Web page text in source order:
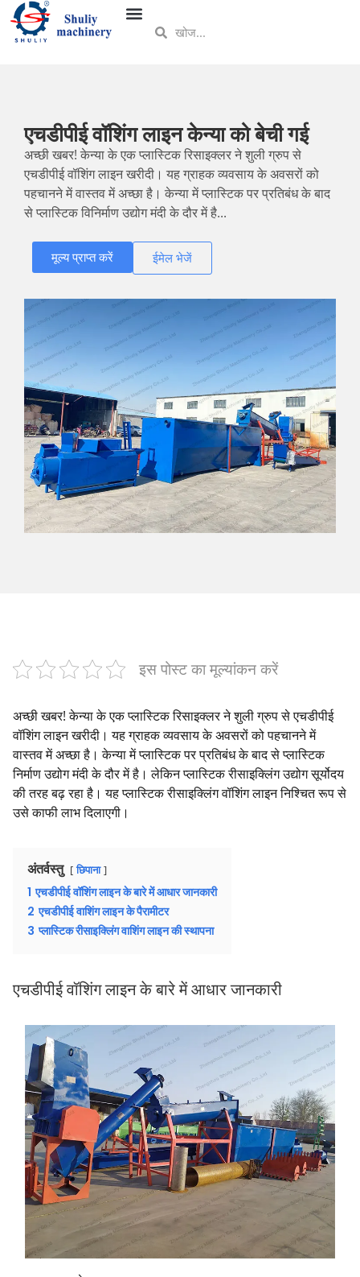
एचडीपीई वॉशिंग लाइन केन्या को बेची गई
अच्छी खबर! केन्या के एक प्लास्टिक रिसाइक्लर ने शुली ग्रुप से
एचडीपीई वॉशिंग लाइन खरीदी। यह ग्राहक व्यवसाय के अवसरों को
पहचानने में वास्तव में अच्छा है। केन्या में प्लास्टिक पर प्रतिबंध के बाद
से प्लास्टिक विनिर्माण उद्योग मंदी के दौर में है...
मूल्य प्राप्त करें ईमेल भेजें
इस पोस्ट का मूल्यांकन करें
अच्छी खबर! केन्या के एक प्लास्टिक रिसाइक्लर ने शुली ग्रुप से एचडीपीई
वॉशिंग लाइन खरीदी। यह ग्राहक व्यवसाय के अवसरों को पहचानने में
वास्तव में अच्छा है। केन्या में प्लास्टिक पर प्रतिबंध के बाद से प्लास्टिक
निर्माण उद्योग मंदी के दौर में है। लेकिन प्लास्टिक रीसाइक्लिंग उद्योग सूर्योदय
की तरह बढ़ रहा है। यह प्लास्टिक रीसाइक्लिंग वॉशिंग लाइन निश्चित रूप से
उसे काफी लाभ दिलाएगी।
अंतर्वस्तु छिपाना
1 एचडीपीई वॉशिंग लाइन के बारे में आधार जानकारी
2 एचडीपीई वाशिंग लाइन के पैरामीटर
3 प्लास्टिक रीसाइक्लिंग वाशिंग लाइन की स्थापना
एचडीपीई वॉशिंग लाइन के बारे में आधार जानकारी